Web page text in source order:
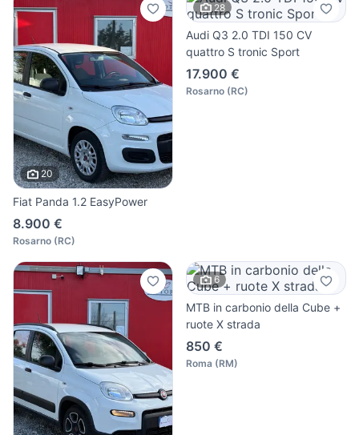
20
Fiat Panda 1.2 EasyPower
8.900 €
Rosarno (RC)
28
Audi Q3 2.0 TDI 150 CV
quattro S tronic Sport
17.900 €
Rosarno (RC)
6
MTB in carbonio della Cube +
ruote X strada
850 €
Roma (RM)